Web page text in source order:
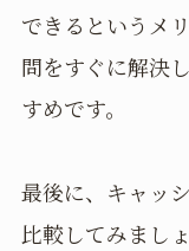
できるというメ
問をすぐに解決
すめです。
最後に、キャッ
比較してみまし